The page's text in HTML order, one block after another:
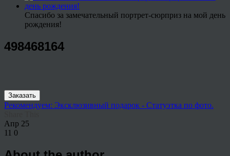
Спасибо за замечательный портрет-сюрприз на мой день
рождения!
498468164
Заказать
Рекомендуем: Эксклюзивный подарок - Статуэтка по фото.
Апр 25
11 0